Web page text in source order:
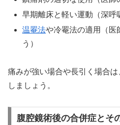
早期離床と軽い運動（深呼
温罨法や冷罨法の適用（医
う）
痛みが強い場合や長引く場合
しましょう。
腹腔鏡術後の合併症とそ